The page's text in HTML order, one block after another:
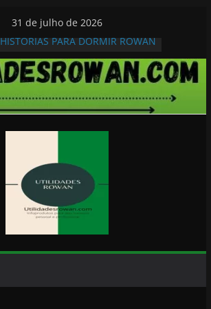
31 de julho de 2026
HISTORIAS PARA DORMIR ROWAN